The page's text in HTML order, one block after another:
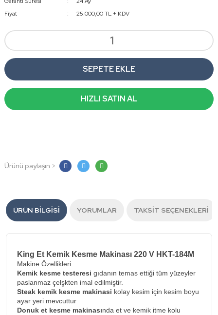
Fiyat
25.000,00 TL + KDV
SEPETE EKLE
HIZLI SATIN AL
Ürünü paylaşın >
ÜRÜN BILGISI YORUMLAR TAKSIT SEÇENEKLERI
King Et Kemik Kesme Makinası 220 V HKT-184M
Makine Özellikleri
Kemik kesme testeresi gıdanın temas ettiği tüm yüzeyler
paslanmaz çelşkten imal edilmiştir.
Steak kemik kesme makinasi kolay kesim için kesim boyu
ayar yeri mevcuttur
Donuk et kesme makinasında et ve kemik itme kolu